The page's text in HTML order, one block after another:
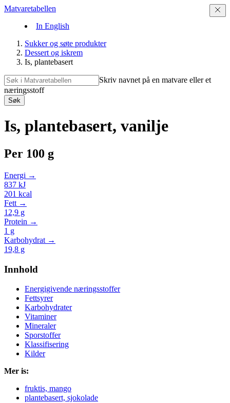
Matvaretabellen
In English
Sukker og søte produkter
Dessert og iskrem
Is, plantebasert
Skriv navnet på en matvare eller et
næringsstoff
Søk
Is, plantebasert, vanilje
Per 100 g
Energi →
837 kJ
201 kcal
Fett →
12,9 g
Protein →
1 g
Karbohydrat →
19,8 g
Innhold
Energigivende næringsstoffer
Fettsyrer
Karbohydrater
Vitaminer
Mineraler
Sporstoffer
Klassifisering
Kilder
Mer is:
fruktis, mango
plantebasert, sjokolade